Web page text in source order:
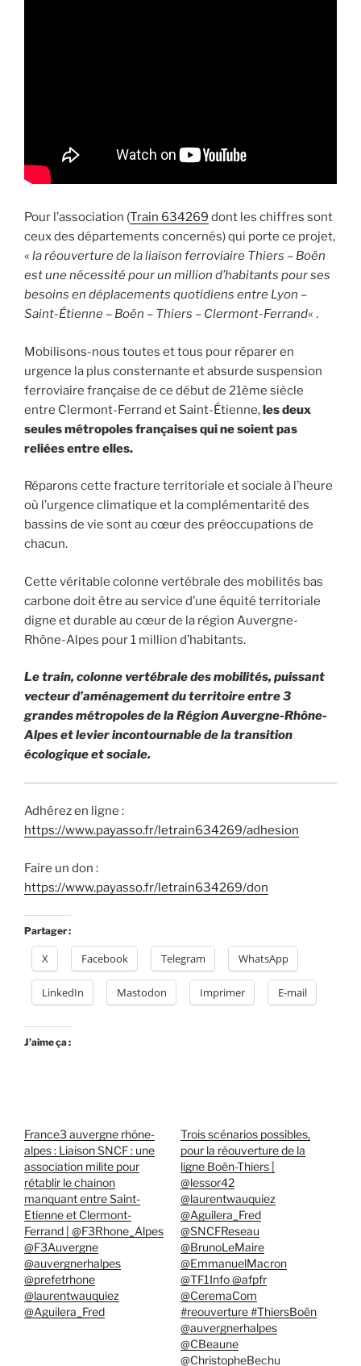
Pour l’association (Train 634269 dont les chiffres sont
ceux des départements concernés) qui porte ce projet,
« la réouverture de la liaison ferroviaire Thiers – Boën
est une nécessité pour un million d’habitants pour ses
besoins en déplacements quotidiens entre Lyon –
Saint-Étienne – Boën – Thiers – Clermont-Ferrand« .
Mobilisons-nous toutes et tous pour réparer en
urgence la plus consternante et absurde suspension
ferroviaire française de ce début de 21ème siècle
entre Clermont-Ferrand et Saint-Étienne,les deux
seules métropoles françaises qui ne soient pas
reliées entre elles.
Réparons cette fracture territoriale et sociale à l’heure
où l’urgence climatique et la complémentarité des
bassins de vie sont au cœur des préoccupations de
chacun.
Cette véritable colonne vertébrale des mobilités bas
carbone doit être au service d’une équité territoriale
digne et durable au cœur de la région Auvergne-
Rhône-Alpes pour 1 million d’habitants.
Le train, colonne vertébrale des mobilités, puissant
vecteur d’aménagement du territoire entre 3
grandes métropoles de la Région Auvergne-Rhône-
Alpes et levier incontournable de la transition
écologique et sociale.
Adhérez en ligne :
https://www.payasso.fr/letrain634269/adhesion
Faire un don :
https://www.payasso.fr/letrain634269/don
Partager :
X Facebook Telegram WhatsApp
LinkedIn Mastodon Imprimer E-mail
J’aime ça :
France3 auvergne rhône-
alpes : Liaison SNCF : une
association milite pour
rétablir le chainon
manquant entre Saint-
Etienne et Clermont-
Ferrand | @F3Rhone_Alpes
@F3Auvergne
@auvergnerhalpes
@prefetrhone
@laurentwauquiez
@Aguilera_Fred
Trois scénarios possibles,
pour la réouverture de la
ligne Boën-Thiers |
@lessor42
@laurentwauquiez
@Aguilera_Fred
@SNCFReseau
@BrunoLeMaire
@EmmanuelMacron
@TF1Info @afpfr
@CeremaCom
#reouverture #ThiersBoën
@auvergnerhalpes
@CBeaune
@ChristopheBechu